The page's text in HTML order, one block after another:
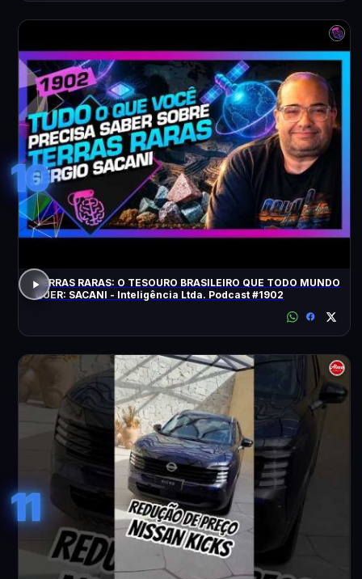
10
TERRAS RARAS: O TESOURO BRASILEIRO QUE TODO MUNDO
QUER: SACANI - Inteligência Ltda. Podcast #1902
11